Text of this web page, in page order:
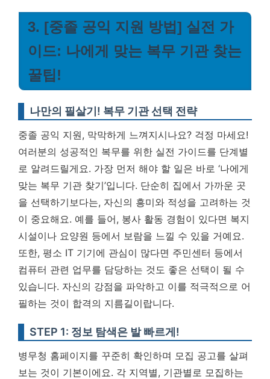
3. [중졸 공익 지원 방법] 실전 가
이드: 나에게 맞는 복무 기관 찾는
꿀팁!
나만의 필살기! 복무 기관 선택 전략
중졸 공익 지원, 막막하게 느껴지시나요? 걱정 마세요!
여러분의 성공적인 복무를 위한 실전 가이드를 단계별
로 알려드릴게요. 가장 먼저 해야 할 일은 바로 ‘나에게
맞는 복무 기관 찾기’입니다. 단순히 집에서 가까운 곳
을 선택하기보다는, 자신의 흥미와 적성을 고려하는 것
이 중요해요. 예를 들어, 봉사 활동 경험이 있다면 복지
시설이나 요양원 등에서 보람을 느낄 수 있을 거예요.
또한, 평소 IT 기기에 관심이 많다면 주민센터 등에서
컴퓨터 관련 업무를 담당하는 것도 좋은 선택이 될 수
있습니다. 자신의 강점을 파악하고 이를 적극적으로 어
필하는 것이 합격의 지름길이랍니다.
STEP 1: 정보 탐색은 발 빠르게!
병무청 홈페이지를 꾸준히 확인하며 모집 공고를 살펴
보는 것이 기본이에요. 각 지역별, 기관별로 모집하는